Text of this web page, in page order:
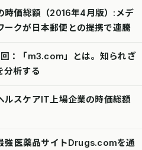
時価総額（2016年4月版）:メデ
ークが日本郵便との提携で連騰
：「m3.com」とは。知られざ
分析する
ルスケアIT上場企業の時価総額
強医薬品サイトDrugs.comを通